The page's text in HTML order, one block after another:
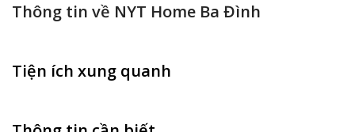
Thông tin về NYT Home Ba Đình
Tiện ích xung quanh